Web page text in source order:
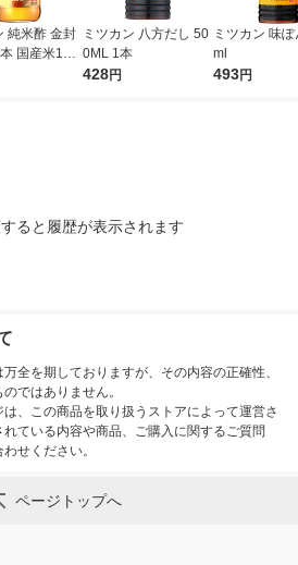
純米酢 金封
国産米10
酢
ミツカン 八方だし 50
0ML 1本
428円
ミツカン 味
ml
493円
ると履歴が表示されます
全を期しておりますが、その内容の正確性、
ではありません。
、この商品を取り扱うストアによって運営さ
ている内容や商品、ご購入に関するご質問
せください。
ページトップへ